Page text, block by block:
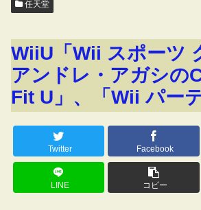
任天堂
WiiU「Wii スポーツ
アンドレ・アガシの
Fit U」、「Wii パー
Twitter Facebook
LINE コピー